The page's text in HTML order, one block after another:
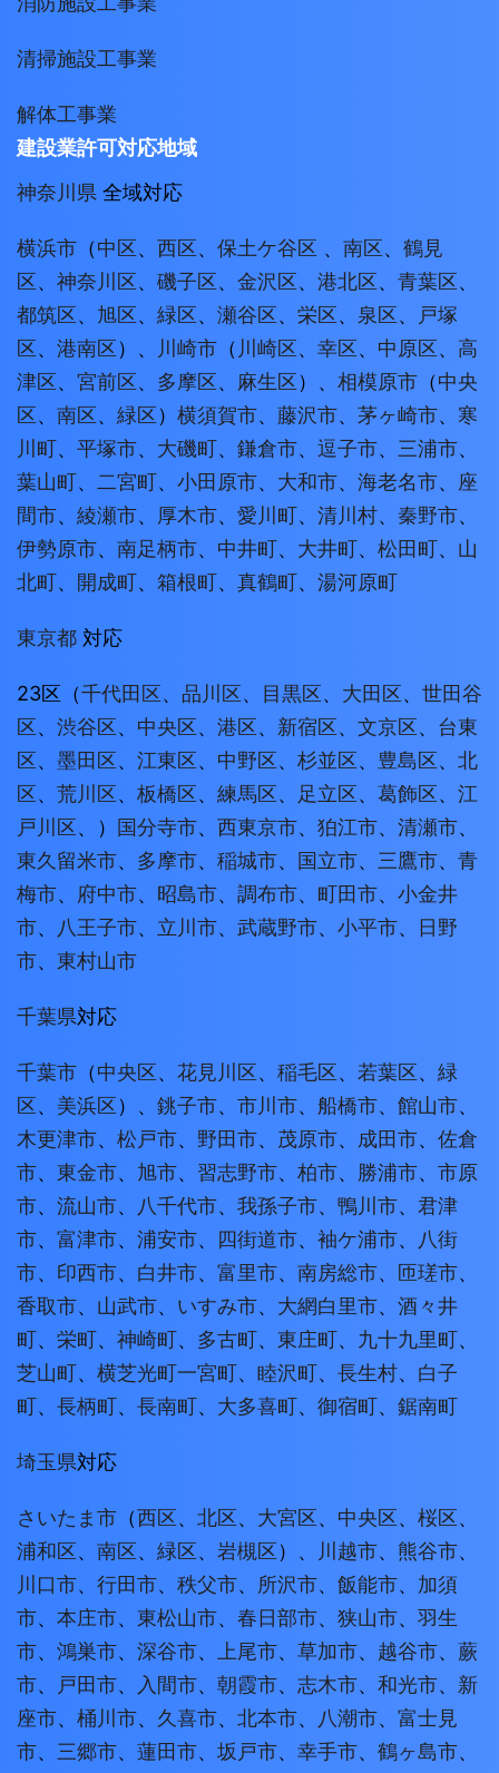
清掃施設工事業
解体工事業
建設業許可対応地域
神奈川県 全域対応
横浜市 （中区、 西区、 保土ケ谷区 、 南区、 鶴見
区、 神奈川区、 磯子区、 金沢区、 港北区、 青葉区、
都筑区、 旭区、 緑区、 瀬谷区、 栄区、 泉区、
戸塚
区、 港南区）、 川崎市 （ 川崎区、 幸区、 中原区、 高
津区、 宮前区、 多摩区、 麻生区）、 相模原市 （中央
区、 南区、 緑区） 横須賀市、 藤沢市、 茅ヶ崎市、 寒
川町、 平塚市、 大磯町、 鎌倉市、 逗子市、 三浦市、
葉山町、 二宮町、 小田原市、 大和市、 海老名市、 座
間市、 綾瀬市、 厚木市、 愛川町、 清川村、 秦野市、
伊勢原市、 南足柄市、 中井町、 大井町、 松田町、 山
北町、 開成町、 箱根町、 真鶴町、 湯河原町
東京都 対応
23区（千代田区、 品川区、 目黒区、 大田区、 世田谷
区、 渋谷区、 中央区、 港区、 新宿区、 文京区、 台東
区、 墨田区、 江東区、 中野区、 杉並区、 豊島区、 北
区、 荒川区、 板橋区、 練馬区、 足立区、 葛飾区、 江
戸川区、） 国分寺市、 西東京市、 狛江市、 清瀬市、
東久留米市、 多摩市、 稲城市、 国立市、 三鷹市、 青
梅市、 府中市、 昭島市、 調布市、 町田市、 小金井
市、 八王子市、 立川市、 武蔵野市、 小平市、 日野
市、 東村山市
千葉県対応
千葉市 （中央区、 花見川区、 稲毛区、 若葉区、 緑
区、 美浜区）、 銚子市、 市川市、 船橋市、 館山市、
木更津市、 松戸市、 野田市、 茂原市、 成田市、 佐倉
市、 東金市、 旭市、 習志野市、 柏市、 勝浦市、 市原
市、 流山市、 八千代市、 我孫子市、 鴨川市、 君津
市、 富津市、 浦安市、 四街道市、 袖ケ浦市、
八街
市、 印西市、 白井市、 富里市、 南房総市、 匝瑳市、
香取市、 山武市、 いすみ市、 大網白里市、 酒々井
町、 栄町、 神崎町、 多古町、 東庄町、 九十九里町、
芝山町、 横芝光町一宮町、 睦沢町、 長生村、 白子
町、 長柄町、 長南町、 大多喜町、 御宿町、 鋸南町
埼玉県対応
さいたま市 （西区、 北区、 大宮区、 中央区、 桜区、
浦和区、 南区、 緑区、 岩槻区）、 川越市、 熊谷市、
川口市、 行田市、 秩父市、 所沢市、 飯能市、 加須
市、 本庄市、 東松山市、 春日部市、 狭山市、 羽生
市、 鴻巣市、 深谷市、 上尾市、 草加市、 越谷市、 蕨
市、 戸田市、 入間市、 朝霞市、 志木市、 和光市、 新
座市、 桶川市、 久喜市、 北本市、 八潮市、 富士見
市、 三郷市、 蓮田市、 坂戸市、 幸手市、 鶴ヶ島市、